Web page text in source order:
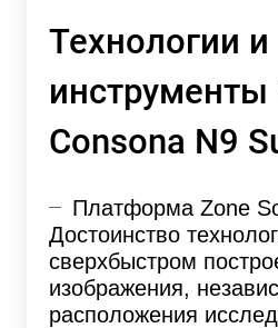
Технологии и
инструменты
Consona N9
Платформа Zone
Достоинство
сверхбыстром
изображения,
расположения